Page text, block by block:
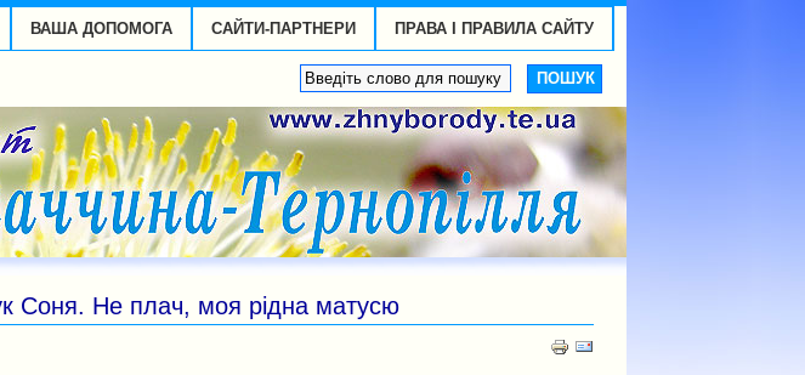
ВАША ДОПОМОГА САЙТИ-ПАРТНЕРИ ПРАВА І ПРАВИЛА САЙТУ
Соня. Не плач, моя рідна матусю